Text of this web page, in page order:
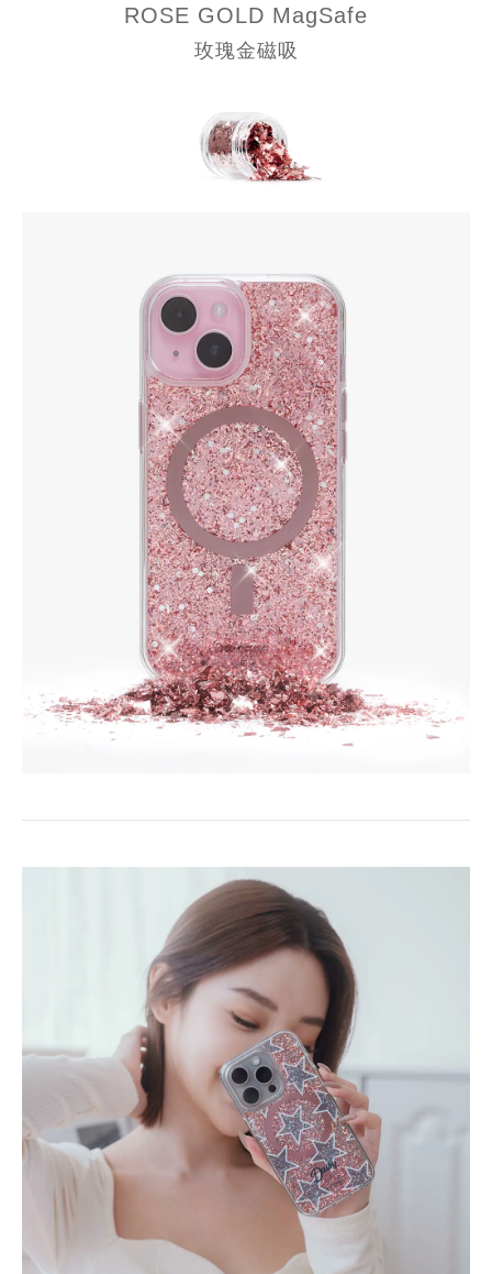
ROSE GOLD MagSafe
玫瑰金磁吸